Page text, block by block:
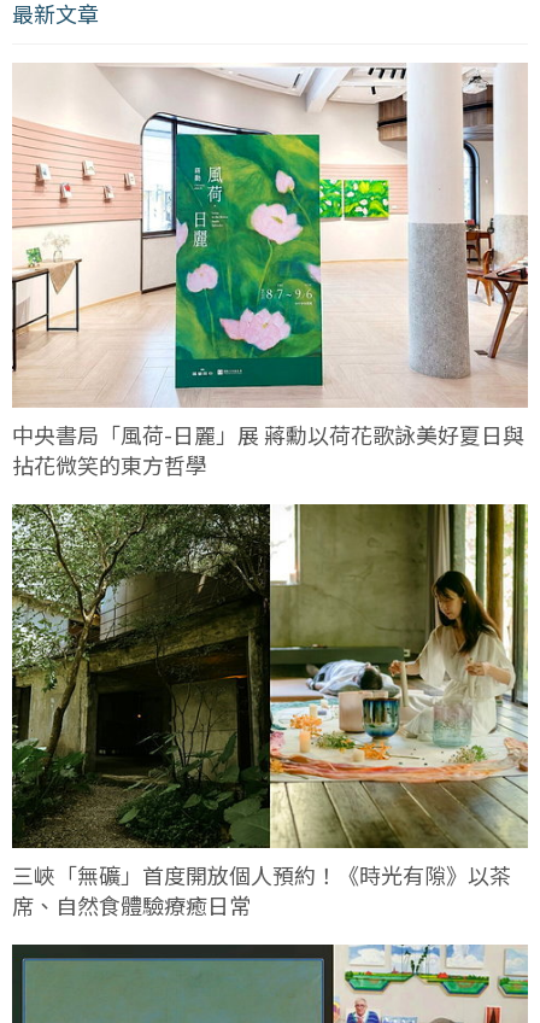
最新文章
中央書局「風荷-日麗」展 蔣勳以荷花歌詠美好夏日與
拈花微笑的東方哲學
三峽「無礦」首度開放個人預約！《時光有隙》以茶
席、自然食體驗療癒日常